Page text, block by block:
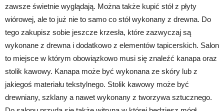
zawsze świetnie wyglądają. Można także kupić stół z płyty
wiórowej, ale to już nie to samo co stół wykonany z drewna. Do
tego zakupisz sobie jeszcze krzesła, które zazwyczaj są
wykonane z drewna i dodatkowo z elementów tapicerskich. Salon
to miejsce w którym obowiązkowo musi się znaleźć kanapa oraz
stolik kawowy. Kanapa może być wykonana ze skóry lub z
jakiegoś materiału tekstylnego. Stolik kawowy może być
drewniany, szklany a nawet wykonany z tworzywa sztucznego.